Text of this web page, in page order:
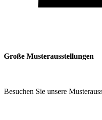
Große Musterausstellungen
Besuchen Sie unsere